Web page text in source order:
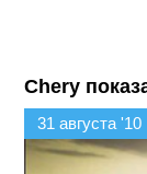
Chery
31 августа '10